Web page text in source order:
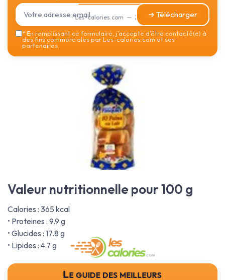
Les-calories.com — 2026➔ Télécharger
*En remplissant ce formulaire, j’accepte d’être contacté(e) à
des fins commerciales par Les-calories.com et ses
partenaires.
Valeur nutritionnelle pour 100 g
Calories : 365 kcal
• Proteines : 9.9 g
• Glucides : 17.8 g
• Lipides : 4.7 g
Le guide des meilleurs